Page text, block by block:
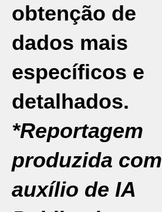
obtenção de
dados mais
específicos e
detalhados.
*Reportagem
produzida com
auxílio de IA